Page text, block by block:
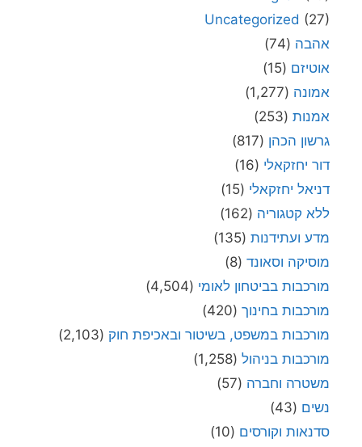
Uncategorized(27)
אהבה(74)
אוטיזם(15)
אמונה(1,277)
אמנות(253)
גרשון הכהן(817)
דור יחזקאלי(16)
דניאל יחזקאלי(15)
ללא קטגוריה(162)
מדע ועתידנות(135)
מוסיקה וסאונד(8)
מורכבות בביטחון לאומי(4,504)
מורכבות בחינוך(420)
מורכבות במשפט, בשיטור ובאכיפת חוק(2,103)
מורכבות בניהול(1,258)
משטרה וחברה(57)
נשים(43)
סדנאות וקורסים(10)